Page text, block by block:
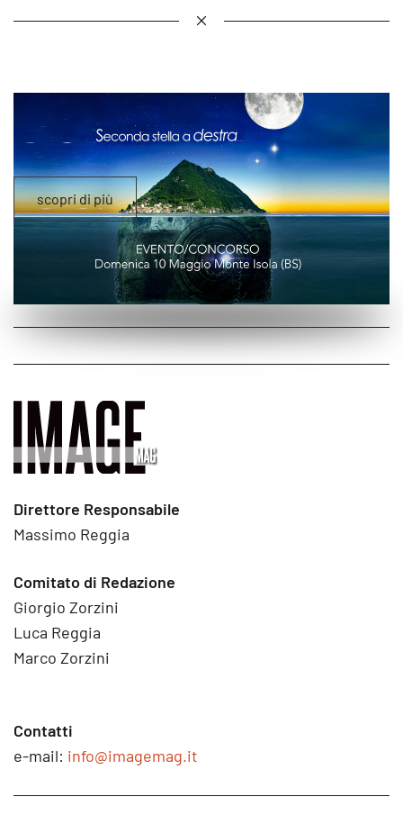
scopri di più
Direttore Responsabile
Massimo Reggia
Comitato di Redazione
Giorgio Zorzini
Luca Reggia
Marco Zorzini
Contatti
e-mail: info@imagemag.it